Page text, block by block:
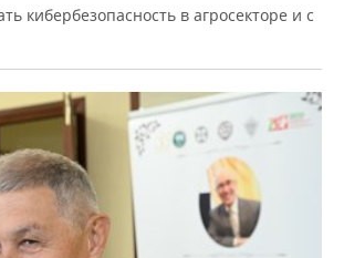
кибербезопасность в агросекторе и с